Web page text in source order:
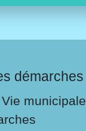
démarches
Vie municipale